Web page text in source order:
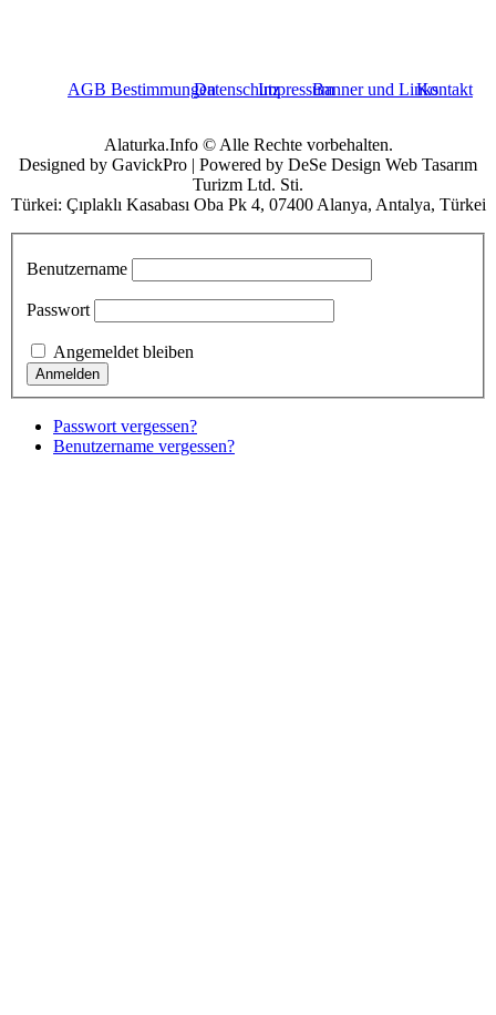
AGB BestimmungenDatenschutzImpressumBanner und LinksKontakt
Alaturka.Info © Alle Rechte vorbehalten.
Designed by GavickPro | Powered by DeSe Design Web Tasarım
Turizm Ltd. Sti.
Türkei: Çıplaklı Kasabası Oba Pk 4, 07400 Alanya, Antalya, Türkei
Benutzername
Passwort
Angemeldet bleiben
Passwort vergessen?
Benutzername vergessen?